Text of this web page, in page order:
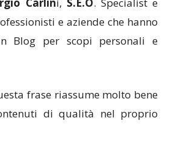
e aziende che hanno
Blog per scopi personali e
frase riassume molto bene
di qualità nel proprio